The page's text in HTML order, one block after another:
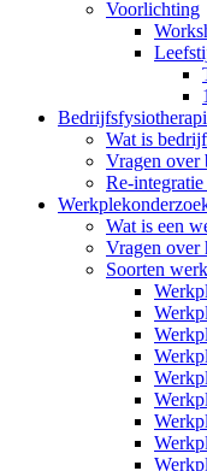
Voorlichting
Wat is
Vragen over
Re-integratie
Wat is een
Vragen over
Soorten